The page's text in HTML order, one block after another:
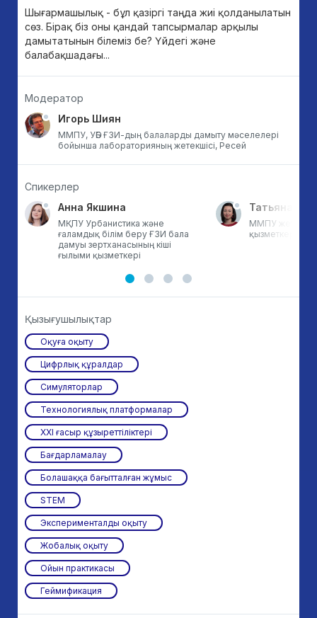
Шығармашылық - бұл қазіргі таңда жиі қолданылатын
сөз. Бірақ біз оны қандай тапсырмалар арқылы
дамытатынын білеміз бе? Үйдегі және
балабақшадағы...
Модератор
Игорь Шиян
ММПУ, УӘБ ҒЗИ-дың балаларды дамыту мәселелері
бойынша лабораторияның жетекшісі, Ресей
Спикерлер
Анна Якшина
МҚПУ Урбанистика және
ғаламдық білім беру ҒЗИ бала
дамуы зертханасының кіші
ғылыми қызметкері
Татьяна Ле-
ММПУ жетекші
қызметкері,
Қызығушылықтар
Оқуға оқыту
Цифрлық құралдар
Симуляторлар
Технологиялық платформалар
ХХІ ғасыр құзыреттіліктері
Бағдарламалау
Болашаққа бағытталған жұмыс
STEM
Эксперименталды оқыту
Жобалық оқыту
Ойын практикасы
Геймификация